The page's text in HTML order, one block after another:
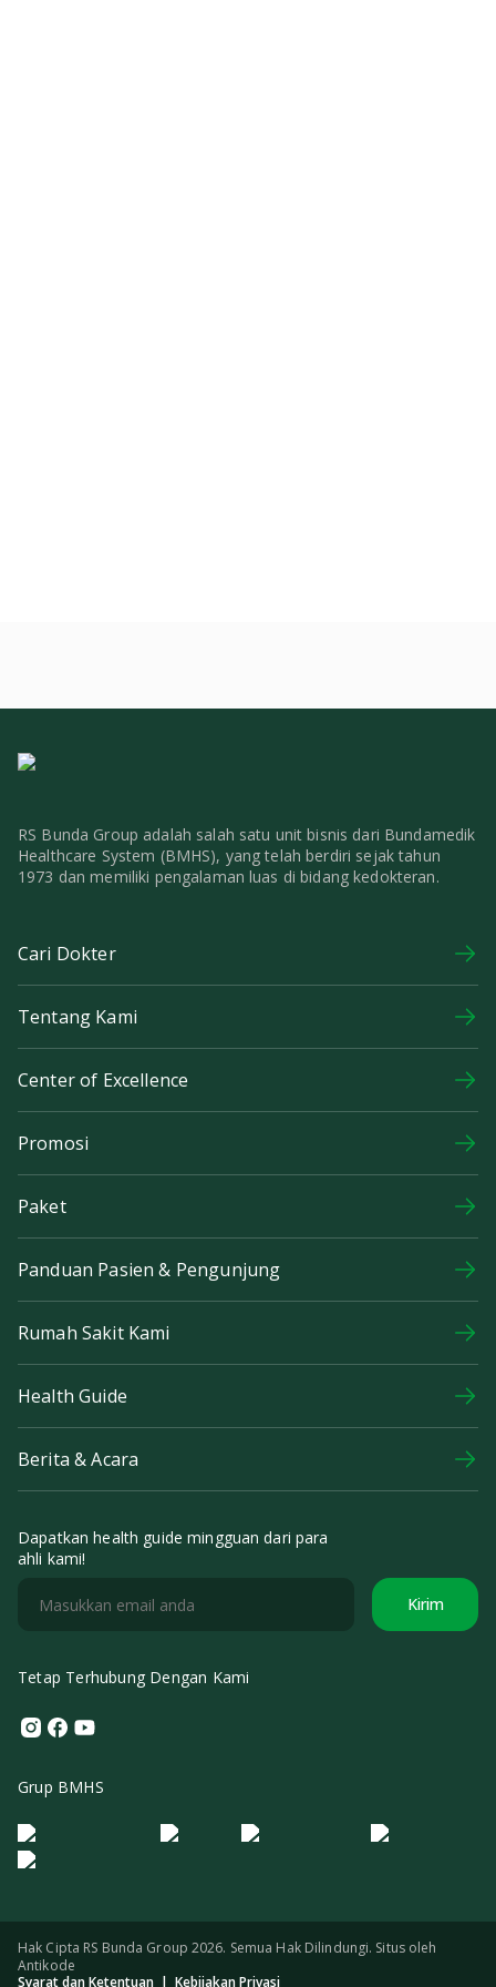
RS Bunda Group adalah salah satu unit bisnis dari Bundamedik
Healthcare System (BMHS), yang telah berdiri sejak tahun
1973 dan memiliki pengalaman luas di bidang kedokteran.
Cari Dokter
Tentang Kami
Center of Excellence
Promosi
Paket
Panduan Pasien & Pengunjung
Rumah Sakit Kami
Health Guide
Berita & Acara
Dapatkan health guide mingguan dari para
ahli kami!
Kirim
Tetap Terhubung Dengan Kami
Instagram
Facebook
Youtube
Grup BMHS
Logo Morula IFV Logo ER
Logo Diagnos
Logo IRSI
Hak Cipta RS Bunda Group 2026. Semua Hak Dilindungi. Situs oleh
Antikode
Syarat dan Ketentuan | Kebijakan Privasi